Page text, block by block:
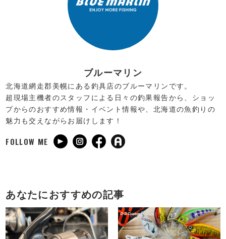
ブルーマリン
北海道網走郡美幌にある釣具店のブルーマリンです。
超現場主機者のスタッフによる日々の釣果報告から、ショッ
プからのおすすめ情報・イベント情報や、北海道の魚釣りの
魅力も交えながらお届けします！
FOLLOW ME
あなたにおすすめの記事